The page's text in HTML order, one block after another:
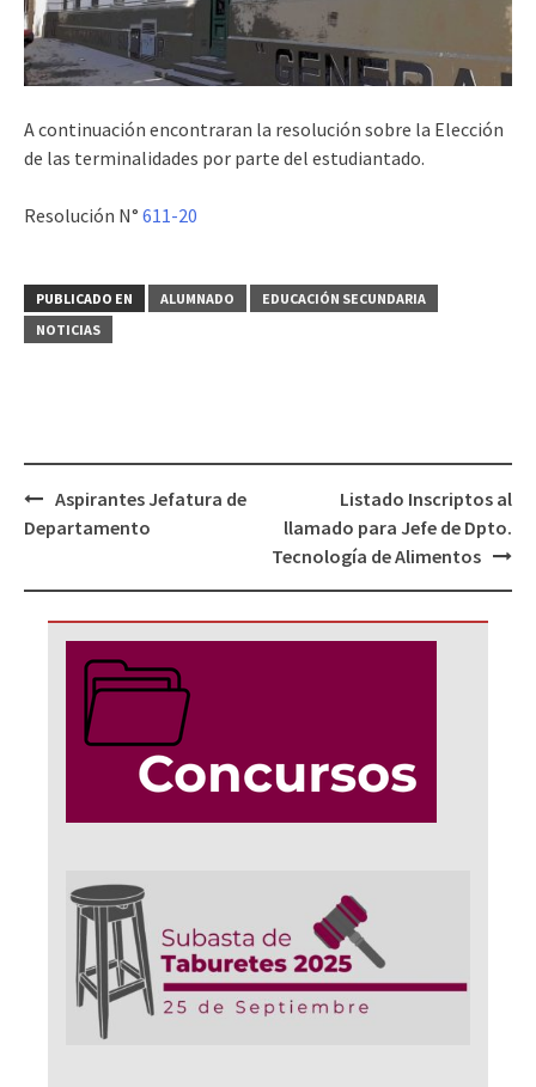
A continuación encontraran la resolución sobre la Elección
de las terminalidades por parte del estudiantado.
Resolución N° 611-20
PUBLICADO EN ALUMNADO
EDUCACIÓN SECUNDARIA
NOTICIAS
Navegación
de
Aspirantes Jefatura de
Departamento
Listado Inscriptos al
llamado para Jefe de Dpto.
Tecnología de Alimentos